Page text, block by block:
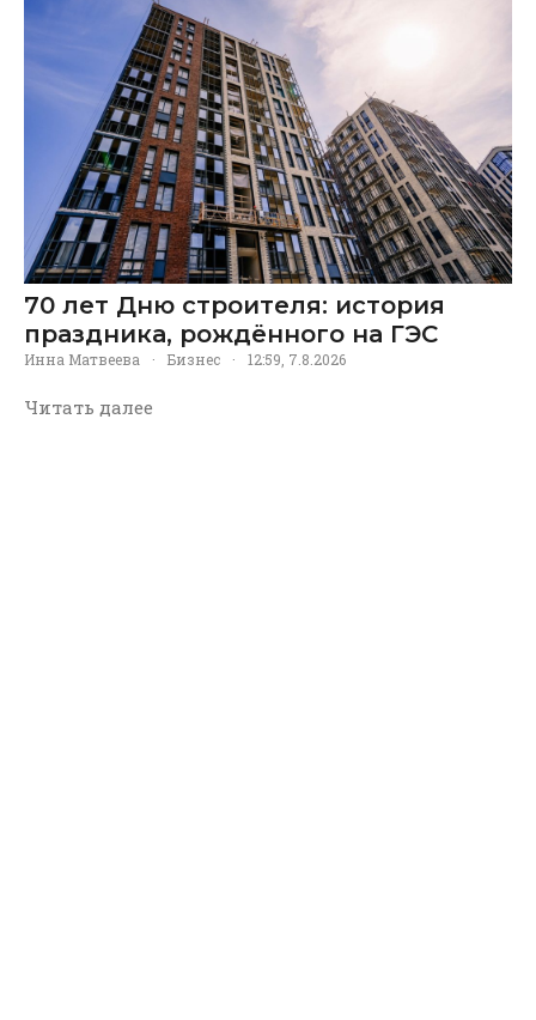
70 лет Дню строителя: история
праздника, рождённого на ГЭС
Инна Матвеева · Бизнес · 12:59, 7.8.2026
Читать далее